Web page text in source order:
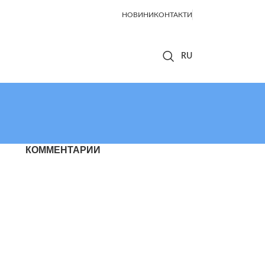
НОВИНИКОНТАКТИ
КОММЕНТАРИИ